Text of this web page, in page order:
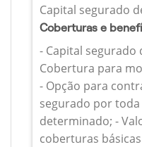
Capital segurado
Coberturas e
- Capital segurado
Cobertura para
- Opção para
segurado por
determinado; -
coberturas